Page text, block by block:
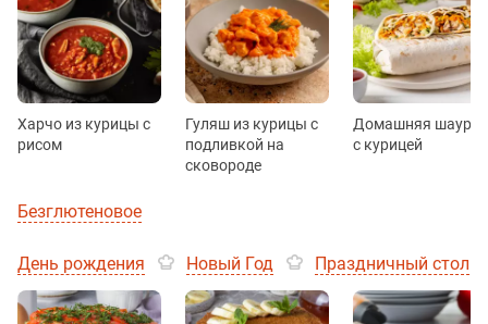
Харчо из курицы с
рисом
Гуляш из курицы с
подливкой на
сковороде
Домашняя
с курицей
Безглютеновое
День рождения Новый Год Праздничный стол